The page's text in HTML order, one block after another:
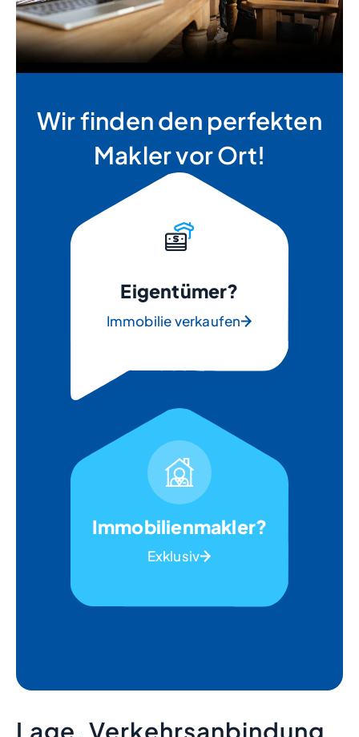
Wir finden den perfekten
Makler vor Ort!
Eigentümer?
Immobilie verkaufen
Immobilienmakler?
Exklusiv
Lage, Verkehrsanbindung